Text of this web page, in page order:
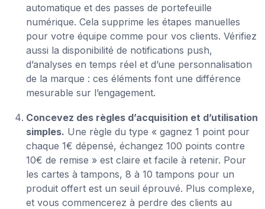
automatique et des passes de portefeuille
numérique. Cela supprime les étapes manuelles
pour votre équipe comme pour vos clients. Vérifiez
aussi la disponibilité de notifications push,
d’analyses en temps réel et d’une personnalisation
de la marque : ces éléments font une différence
mesurable sur l’engagement.
Concevez des règles d’acquisition et d’utilisation
simples. Une règle du type « gagnez 1 point pour
chaque 1€ dépensé, échangez 100 points contre
10€ de remise » est claire et facile à retenir. Pour
les cartes à tampons, 8 à 10 tampons pour un
produit offert est un seuil éprouvé. Plus complexe,
et vous commencerez à perdre des clients au